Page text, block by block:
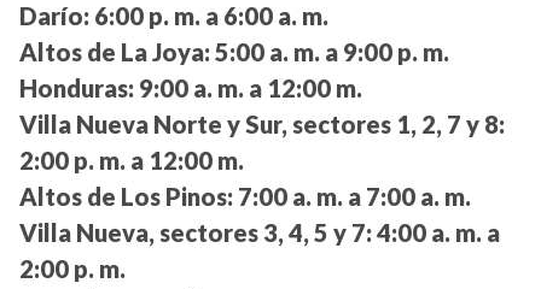
Darío: 6:00 p. m. a 6:00 a. m.
Altos de La Joya: 5:00 a. m. a 9:00 p. m.
Honduras: 9:00 a. m. a 12:00 m.
Villa Nueva Norte y Sur, sectores 1, 2, 7 y 8:
2:00 p. m. a 12:00 m.
Altos de Los Pinos: 7:00 a. m. a 7:00 a. m.
Villa Nueva, sectores 3, 4, 5 y 7: 4:00 a. m. a
2:00 p. m.